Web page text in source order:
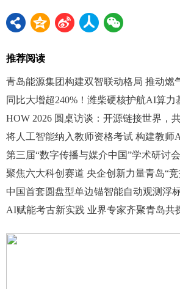
推荐阅读
青岛能源集团构建双智联动格局 推动燃
同比大增超240%！潍柴硬核护航AI算力
HOW 2026 圆桌访谈：开源链接世界，
将人工智能纳入教师资格考试 构建教师
第三届“数字传播与媒介中国”学术研讨
中国首套圆盘型单边锚智能自动观测浮
AI赋能考古新实践 业界专家齐聚青岛共